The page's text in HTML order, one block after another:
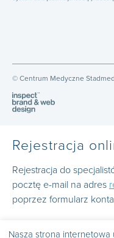
© Centrum Medyczne
Nasza strona internetowa
Rejestracja
Rejestracja do
pocztę e-mail na adres
poprzez formularz